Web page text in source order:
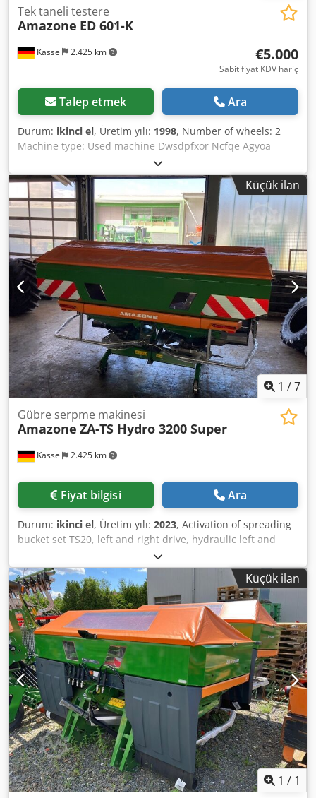
Kassel 2.425 km
Tek taneli testere
Amazone ED 601-K
€5.000
Sabit fiyat KDV hariç
Talep etmek Ara
Durum: ikinci el, Üretim yılı: 1998, Number of wheels: 2
Machine type: Used machine Dwsdpfxor Ncfqe Agyoa
Frame type: Attachment Fertilizer unit / Fertilizer auger /
Küçük ilan
1 /7
Kassel 2.425 km
Gübre serpme makinesi
Amazone ZA-TS Hydro 3200 Super
Fiyat bilgisi Ara
Durum: ikinci el, Üretim yılı: 2023, Activation of spreading
bucket set TS20, left and right drive, hydraulic left and
right with Auto TS and FlowControl, main disc left and right
with AutoTS, pipe guard rail, rolling and parking device,
swiveling, work lighting, inclination sensor for weighing
system, 16 units EasyCheck. Dedpfjt A Tzwox Agyswa
Küçük ilan
1 / 1